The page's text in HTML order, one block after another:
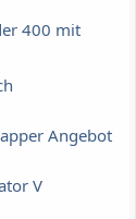
400 mit
Angebot
V